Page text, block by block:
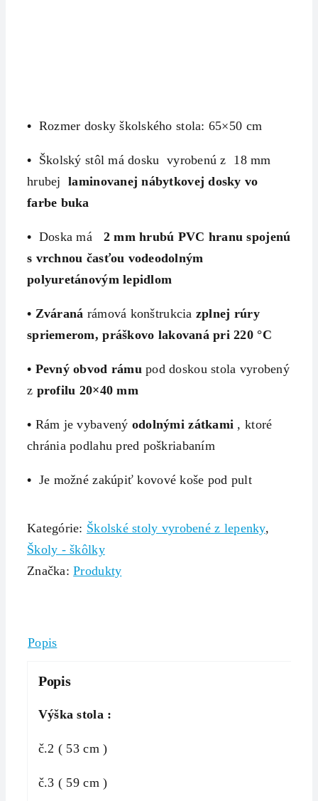
• Rozmer dosky školského stola: 65×50 cm
• Školský stôl má dosku vyrobenú z 18 mm
hrubejlaminovanej nábytkovej doskyvo
farbe buka
• Doska má 2 mm hrubú PVC hranu spojenú
s vrchnou časťou vodeodolným
polyuretánovým lepidlom
• Zváraná rámová konštrukcia zplnej rúry
spriemerom,práškovo lakovaná pri 220 °C
• Pevný obvod rámupod doskou stola vyrobený
z profilu 20×40 mm
• Rám je vybavený odolnými zátkami , ktoré
chránia podlahu pred poškriabaním
• Je možné zakúpiť kovové koše pod pult
Kategórie: Školské stoly vyrobené z lepenky,
Školy - škôlky
Značka:Produkty
Popis
Popis
Výška stola :
č.2 ( 53 cm )
č.3 ( 59 cm )